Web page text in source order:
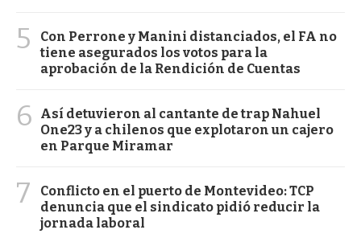
5
Con Perrone y Manini distanciados, el FA no
tiene asegurados los votos para la
aprobación de la Rendición de Cuentas
6
Así detuvieron al cantante de trap Nahuel
One23 y a chilenos que explotaron un cajero
en Parque Miramar
7
Conflicto en el puerto de Montevideo: TCP
denuncia que el sindicato pidió reducir la
jornada laboral